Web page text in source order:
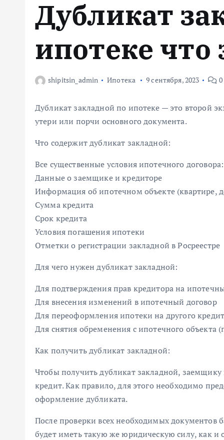
Дубликат
ипотеке что
shipitsin_admin Ипотека 9 сентября, 2023
Дубликат закладной по ипотеке — это второй
утери или порчи основного документа.
Что содержит дубликат закладной:
Все существенные условия ипотечного договора:
Данные о заемщике и кредиторе
Информация об ипотечном объекте (квартире,
Сумма кредита
Срок кредита
Условия погашения ипотеки
Отметки о регистрации закладной в Росреестре
Для чего нужен дубликат закладной:
Для подтверждения прав кредитора на
Для внесения изменений в ипотечный договор
Для переоформления ипотеки на другого
Для снятия обременения с ипотечного объекта
Как получить дубликат закладной:
Чтобы получить дубликат закладной,
кредит. Как правило, для этого необходимо
оформление дубликата.
После проверки всех необходимых документов
будет иметь такую же юридическую силу, как и